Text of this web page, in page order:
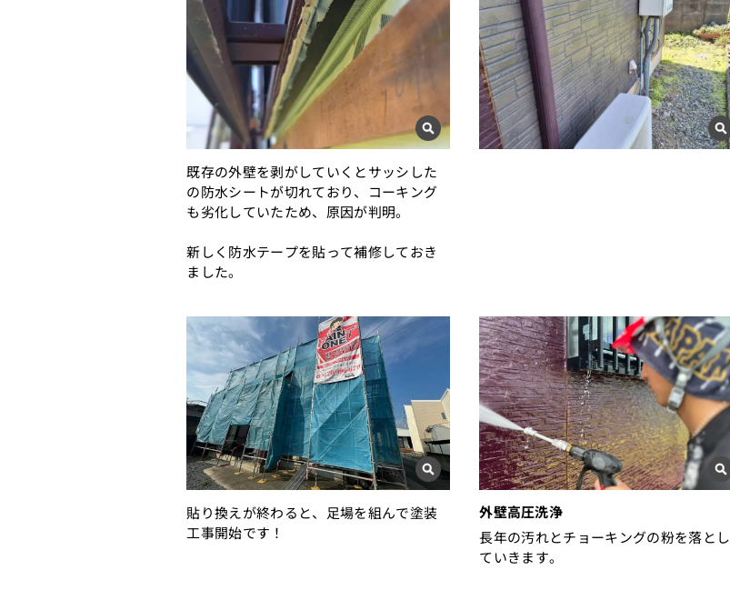
既存の外壁を剥がしていくとサッシした
の防水シートが切れており、コーキング
も劣化していたため、原因が判明。
新しく防水テープを貼って補修しておき
ました。
貼り換えが終わると、足場を組んで塗装
工事開始です！
外壁高圧洗浄
長年の汚れとチョーキングの粉を落とし
ていきます。